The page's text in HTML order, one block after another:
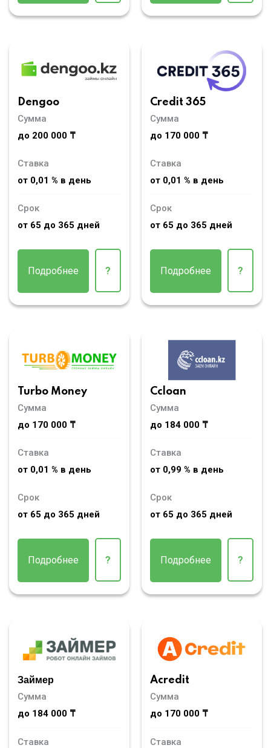
Dengoo
Сумма
до 200 000 ₸
Ставка
от 0,01 % в день
Срок
от 65 до 365 дней
Подробнее ?
Credit 365
Сумма
до 170 000 ₸
Ставка
от 0,01 % в день
Срок
от 65 до 365 дней
Подробнее ?
Turbo Money
Сумма
до 170 000 ₸
Ставка
от 0,01 % в день
Срок
от 65 до 365 дней
Подробнее ?
Ccloan
Сумма
до 184 000 ₸
Ставка
от 0,99 % в день
Срок
от 65 до 365 дней
Подробнее ?
Займер
Сумма
до 184 000 ₸
Ставка
Acredit
Сумма
до 170 000 ₸
Ставка